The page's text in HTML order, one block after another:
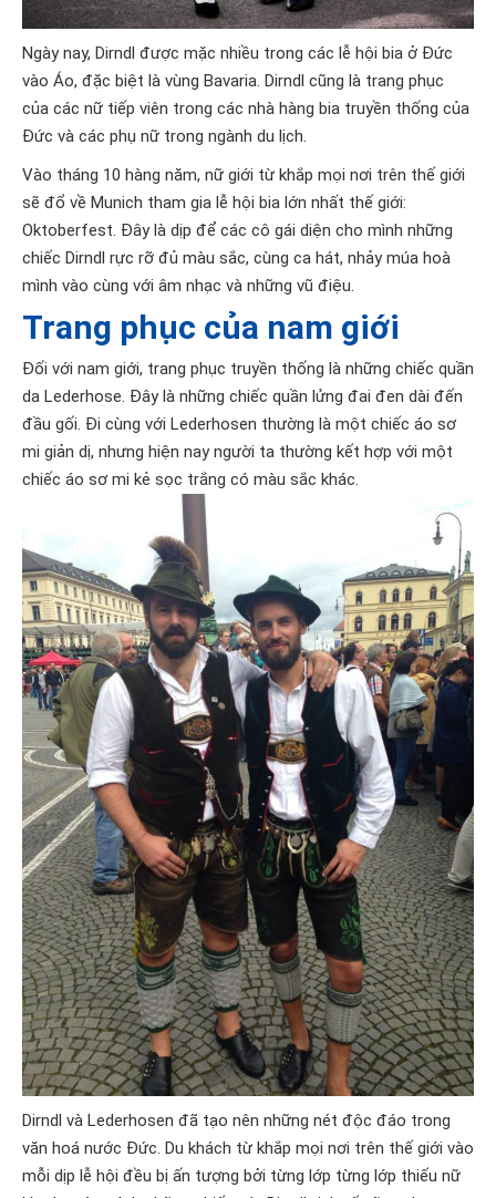
Ngày nay, Dirndl được mặc nhiều trong các lễ hội bia ở Đức
vào Áo, đặc biệt là vùng Bavaria. Dirndl cũng là trang phục
của các nữ tiếp viên trong các nhà hàng bia truyền thống của
Đức và các phụ nữ trong ngành du lịch.
Vào tháng 10 hàng năm, nữ giới từ khắp mọi nơi trên thế giới
sẽ đổ về Munich tham gia lễ hội bia lớn nhất thế giới:
Oktoberfest. Đây là dịp để các cô gái diện cho mình những
chiếc Dirndl rực rỡ đủ màu sắc, cùng ca hát, nhảy múa hoà
mình vào cùng với âm nhạc và những vũ điệu.
Trang phục của nam giới
Đối với nam giới, trang phục truyền thống là những chiếc quần
da Lederhose. Đây là những chiếc quần lửng đai đen dài đến
đầu gối. Đi cùng với Lederhosen thường là một chiếc áo sơ
mi giản dị, nhưng hiện nay người ta thường kết hợp với một
chiếc áo sơ mi kẻ sọc trắng có màu sắc khác.
Dirndl và Lederhosen đã tạo nên những nét độc đáo trong
văn hoá nước Đức. Du khách từ khắp mọi nơi trên thế giới vào
mỗi dịp lễ hội đều bị ấn tượng bởi từng lớp từng lớp thiếu nữ